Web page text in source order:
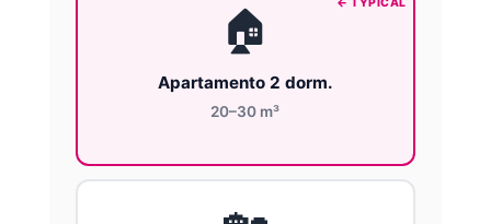
🏠
Apartamento 2 dorm.
20–30 m³